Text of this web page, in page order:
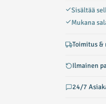
Sisältää
Mukana
Toimitus &
Ilmainen
24/7